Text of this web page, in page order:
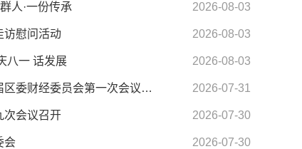
人·一份传承 2026-08-03
访慰问活动 2026-08-03
八一 话发展 2026-08-03
全区上半年工作会议暨十二届区委财经委员会第一次会议召开 2026-07-31
次会议召开 2026-07-30
会 2026-07-30